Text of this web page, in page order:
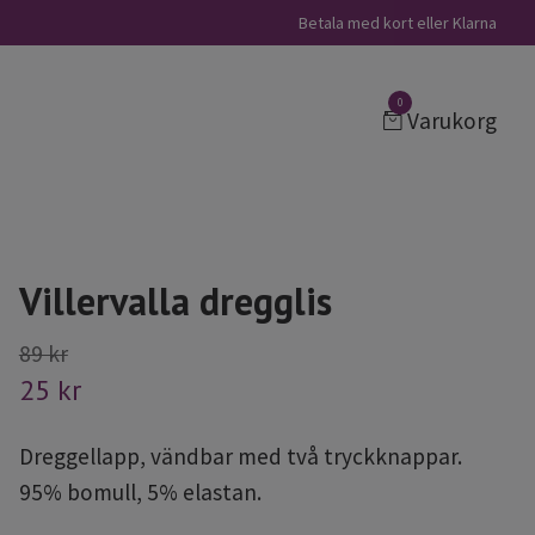
Betala med kort eller Klarna
0
Varukorg
Villervalla dregglis
89 kr
25 kr
Dreggellapp, vändbar med två tryckknappar.
95% bomull, 5% elastan.